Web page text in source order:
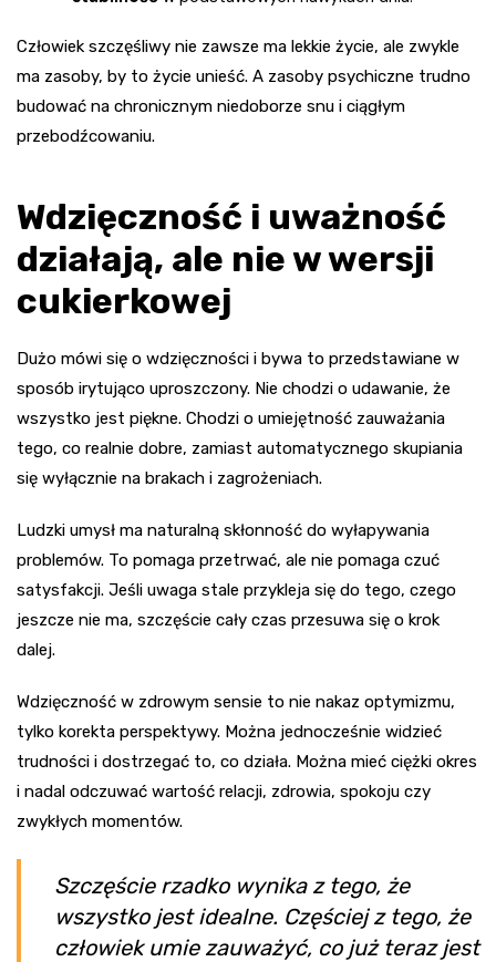
Człowiek szczęśliwy nie zawsze ma lekkie życie, ale zwykle
ma zasoby, by to życie unieść. A zasoby psychiczne trudno
budować na chronicznym niedoborze snu i ciągłym
przebodźcowaniu.
Wdzięczność i uważność
działają, ale nie w wersji
cukierkowej
Dużo mówi się o wdzięczności i bywa to przedstawiane w
sposób irytująco uproszczony. Nie chodzi o udawanie, że
wszystko jest piękne. Chodzi o umiejętność zauważania
tego, co realnie dobre, zamiast automatycznego skupiania
się wyłącznie na brakach i zagrożeniach.
Ludzki umysł ma naturalną skłonność do wyłapywania
problemów. To pomaga przetrwać, ale nie pomaga czuć
satysfakcji. Jeśli uwaga stale przykleja się do tego, czego
jeszcze nie ma, szczęście cały czas przesuwa się o krok
dalej.
Wdzięczność w zdrowym sensie to nie nakaz optymizmu,
tylko korekta perspektywy. Można jednocześnie widzieć
trudności i dostrzegać to, co działa. Można mieć ciężki okres
i nadal odczuwać wartość relacji, zdrowia, spokoju czy
zwykłych momentów.
Szczęście rzadko wynika z tego, że
wszystko jest idealne. Częściej z tego, że
człowiek umie zauważyć, co już teraz jest